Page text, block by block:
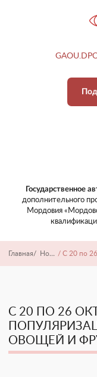
Государственное
дополнительного
Мордовия
Наши
Главная/ Новости / С 20 по 26
С 20 ПО 26
ОВОЩЕЙ И